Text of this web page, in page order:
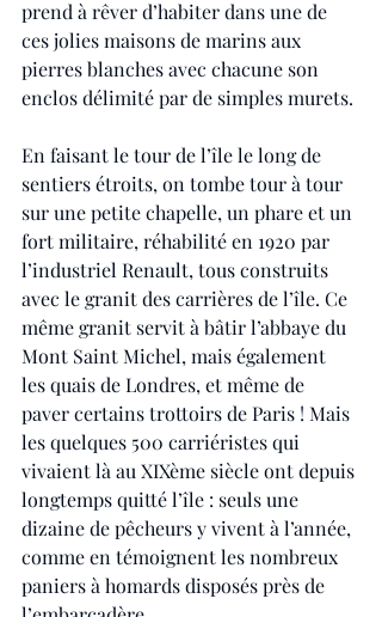
prend à rêver d’habiter dans une de
ces jolies maisons de marins aux
pierres blanches avec chacune son
enclos délimité par de simples murets.
En faisant le tour de l’île le long de
sentiers étroits, on tombe tour à tour
sur une petite chapelle, un phare et un
fort militaire, réhabilité en 1920 par
l’industriel Renault, tous construits
avec le granit des carrières de l’île. Ce
même granit servit à bâtir l’abbaye du
Mont Saint Michel, mais également
les quais de Londres, et même de
paver certains trottoirs de Paris ! Mais
les quelques 500 carriéristes qui
vivaient là au XIXème siècle ont depuis
longtemps quitté l’île : seuls une
dizaine de pêcheurs y vivent à l’année,
comme en témoignent les nombreux
paniers à homards disposés près de